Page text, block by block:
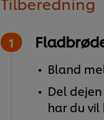
Bland
Del
har du